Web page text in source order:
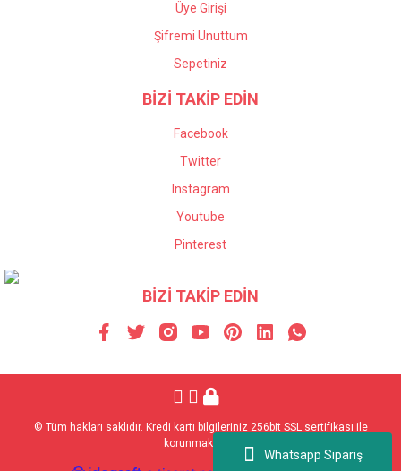
Whatsapp Sipariş
Üye Girişi
Şifremi Unuttum
Sepetiniz
BİZİ TAKİP EDİN
Facebook
Twitter
Instagram
Youtube
Pinterest
BİZİ TAKİP EDİN
© Tüm hakları saklıdır. Kredi kartı bilgileriniz 256bit SSL sertifikası ile
korunmaktadır.